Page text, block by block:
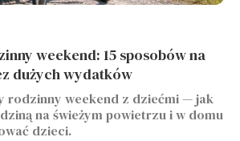
weekend: 15 sposobów na
dużych wydatków
rodzinny weekend z dziećmi — jak
na świeżym powietrzu i w domu
dzieci.